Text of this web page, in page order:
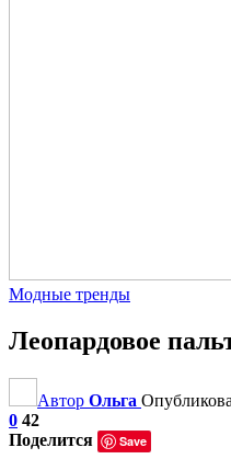
Модные тренды
Леопардовое
Автор Ольга
0 42
Поделится
Save